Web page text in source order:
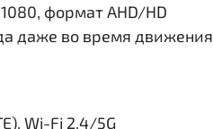
формат AHD/HD
даже во время движения
Wi-Fi 2.4/5G